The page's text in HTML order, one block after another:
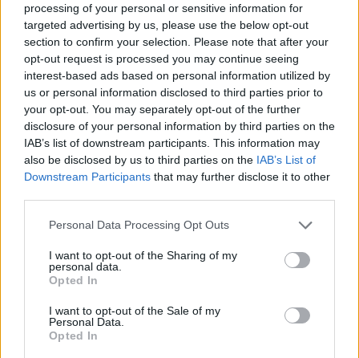
processing of your personal or sensitive information for
targeted advertising by us, please use the below opt-out
section to confirm your selection. Please note that after your
opt-out request is processed you may continue seeing
interest-based ads based on personal information utilized by
us or personal information disclosed to third parties prior to
your opt-out. You may separately opt-out of the further
disclosure of your personal information by third parties on the
IAB’s list of downstream participants. This information may
also be disclosed by us to third parties on the IAB’s List of
Downstream Participants that may further disclose it to other
Personal Data Processing Opt Outs
I want to opt-out of the Sharing of my
personal data.
Opted In
I want to opt-out of the Sale of my
Personal Data.
Opted In
01.
Seras-tu Là ?
02. Crystal Heart
04. Love Yourself
05.
Little One
06. Loin Demain
2008 Rien N'est Ecrit
01.
Latitudes Pour Lassitude
Le Silence Est D'or
Impossible Amant
Tournent Les Vents